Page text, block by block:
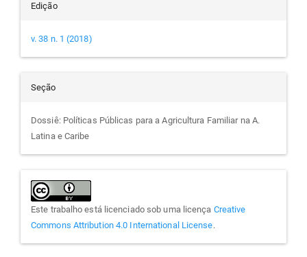
Edição
v. 38 n. 1 (2018)
Seção
Dossiê: Políticas Públicas para a Agricultura Familiar na A.
Latina e Caribe
Este trabalho está licenciado sob uma licença Creative
Commons Attribution 4.0 International License.